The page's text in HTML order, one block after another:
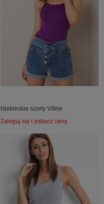
Niebieskie szorty Villne
Zaloguj się i zobacz cenę